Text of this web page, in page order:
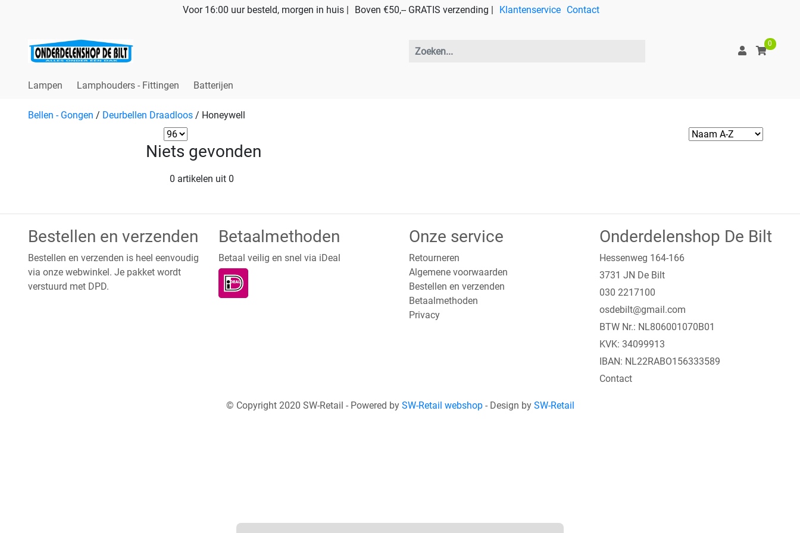
Voor 16:00 uur besteld, morgen in huis | Boven €50,-- GRATIS verzending | Klantenservice Contact
0
Lampen Lamphouders - Fittingen Batterijen
Bellen - Gongen / Deurbellen Draadloos / Honeywell
Niets gevonden
0 artikelen uit 0
Bestellen en verzenden
Bestellen en verzenden is heel eenvoudig
via onze webwinkel. Je pakket wordt
verstuurd met DPD.
Betaalmethoden
Betaal veilig en snel via iDeal
Onze service
Retourneren
Algemene voorwaarden
Bestellen en verzenden
Betaalmethoden
Privacy
Onderdelenshop De Bilt
Hessenweg 164-166
3731 JN De Bilt
030 2217100
osdebilt@gmail.com
BTW Nr.: NL806001070B01
KVK: 34099913
IBAN: NL22RABO156333589
Contact
© Copyright 2020 SW-Retail - Powered by SW-Retail webshop- Design by SW-Retail